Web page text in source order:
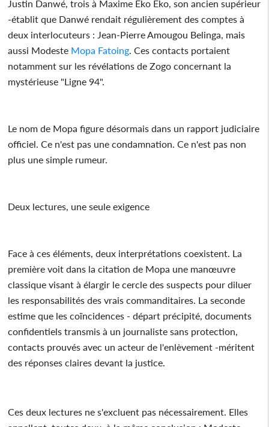
Justin Danwé, trois à Maxime Eko Eko, son ancien supérieur
-établit que Danwé rendait régulièrement des comptes à
deux interlocuteurs : Jean-Pierre Amougou Belinga, mais
aussi Modeste Mopa Fatoing . Ces contacts portaient
notamment sur les révélations de Zogo concernant la
mystérieuse "Ligne 94".
Le nom de Mopa figure désormais dans un rapport judiciaire
officiel. Ce n'est pas une condamnation. Ce n'est pas non
plus une simple rumeur.
Deux lectures, une seule exigence
Face à ces éléments, deux interprétations coexistent. La
première voit dans la citation de Mopa une manœuvre
classique visant à élargir le cercle des suspects pour diluer
les responsabilités des vrais commanditaires. La seconde
estime que les coïncidences - départ précipité, documents
confidentiels transmis à un journaliste sans protection,
contacts prouvés avec un acteur de l'enlèvement -méritent
des réponses claires devant la justice.
Ces deux lectures ne s'excluent pas nécessairement. Elles